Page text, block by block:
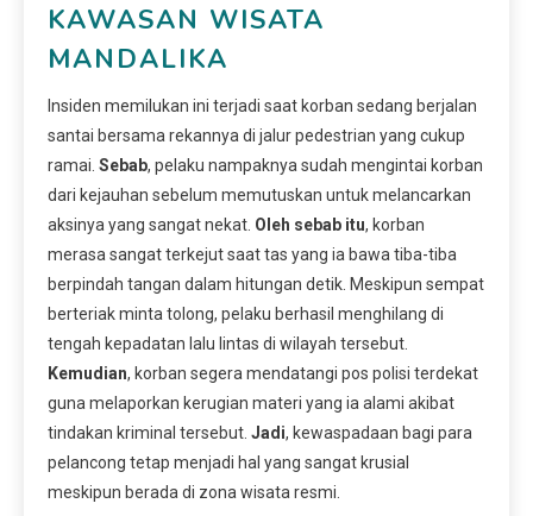
KAWASAN WISATA
MANDALIKA
Insiden memilukan ini terjadi saat korban sedang berjalan
santai bersama rekannya di jalur pedestrian yang cukup
ramai. Sebab, pelaku nampaknya sudah mengintai korban
dari kejauhan sebelum memutuskan untuk melancarkan
aksinya yang sangat nekat. Oleh sebab itu, korban
merasa sangat terkejut saat tas yang ia bawa tiba-tiba
berpindah tangan dalam hitungan detik. Meskipun sempat
berteriak minta tolong, pelaku berhasil menghilang di
tengah kepadatan lalu lintas di wilayah tersebut.
Kemudian, korban segera mendatangi pos polisi terdekat
guna melaporkan kerugian materi yang ia alami akibat
tindakan kriminal tersebut. Jadi, kewaspadaan bagi para
pelancong tetap menjadi hal yang sangat krusial
meskipun berada di zona wisata resmi.